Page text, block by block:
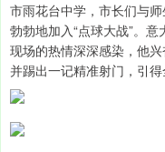
市雨花台中学，市长们与
勃勃地加入“点球大战”。
现场的热情深深感染，他
并踢出一记精准射门，引得